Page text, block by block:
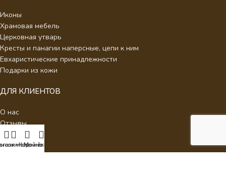
Иконы
Храмовая мебель
Церковная утварь
Кресты и панагии наперсные, цепи к ним
Евхаристические принадлежности
Подарки из кожи
ДЛЯ КЛИЕНТОВ
О нас
Отзывы
Новости
Каталогжеланий
Корзина
Мой аккаунт